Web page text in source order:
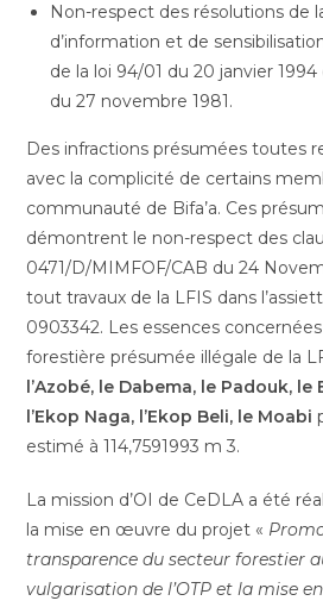
Non-respect des résolutions de
d’information et de
de la loi 94/01 du 20 janvier 1994
du 27 novembre 1981.
Des infractions présumées toutes
avec la complicité de certains
communauté de Bifa’a. Ces
démontrent le non-respect des
0471/D/MIMFOF/CAB du 24
tout travaux de la LFIS dans
0903342. Les essences
forestière présumée illégale de la
l’Azobé, le Dabema, le Padouk,
l’Ekop Naga, l’Ekop Beli, le Moabi
estimé à 114,7591993 m 3.
La mission d’OI de CeDLA a été
la mise en œuvre du projet «
transparence du secteur forestier
vulgarisation de l’OTP et la mise